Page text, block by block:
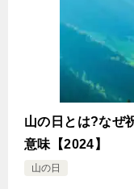
山の日とは?なぜ
意味【2024】
山の日